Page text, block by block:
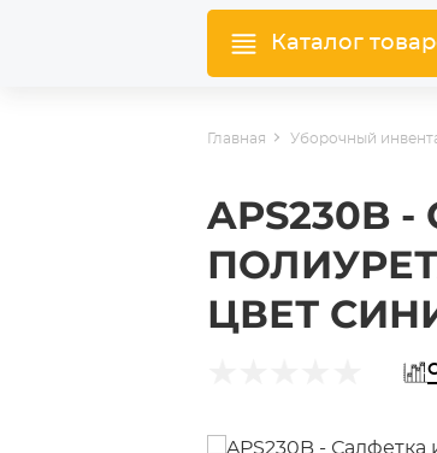
Каталог
Главная Уборочный
APS230B
ЦВЕТ